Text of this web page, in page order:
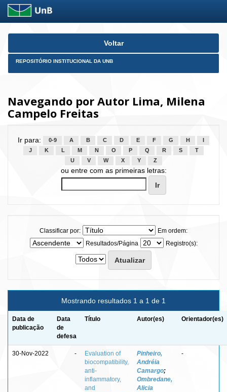
Skip
Voltar
REPOSITÓRIO INSTITUCIONAL DA UNB
Navegando por Autor Lima, Milena
Campelo Freitas
Ir para: 0-9 A B C D E F G H
J
K L M N O P Q R S
T
U
V W X Y Z
ou entre com as primeiras letras:
Classificar por:
Em ordem:
Resultados/Página
Registro(s):
Mostrando resultados 1 a 1 de 1
Data de
publicação
Data
de
defesa
Título Autor(es) Orientador(es)
30-Nov-2022 -
Evaluation of
biocompatibility,
anti-
inflammatory,
and
Pinheiro,
Andréia
Camargo;
Ombredane,
Alicia
-